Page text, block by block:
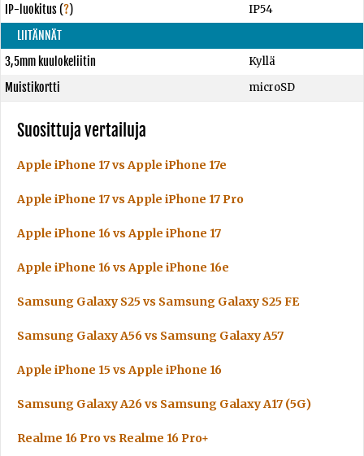
IP-luokitus(?)
IP54
LIITÄNNÄT
3,5mm kuulokeliitin
Kyllä
Muistikortti
microSD
Suosittuja vertailuja
Apple iPhone 17 vs Apple iPhone 17e
Apple iPhone 17 vs Apple iPhone 17 Pro
Apple iPhone 16 vs Apple iPhone 17
Apple iPhone 16 vs Apple iPhone 16e
Samsung Galaxy S25 vs Samsung Galaxy S25 FE
Samsung Galaxy A56 vs Samsung Galaxy A57
Apple iPhone 15 vs Apple iPhone 16
Samsung Galaxy A26 vs Samsung Galaxy A17 (5G)
Realme 16 Pro vs Realme 16 Pro+